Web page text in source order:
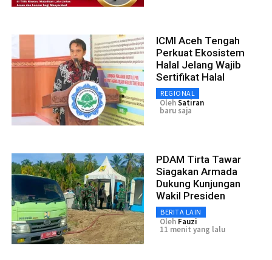
ICMI Aceh Tengah
Perkuat Ekosistem
Halal Jelang Wajib
Sertifikat Halal
REGIONAL
OlehSatiran
baru saja
PDAM Tirta Tawar
Siagakan Armada
Dukung Kunjungan
Wakil Presiden
BERITA LAIN
Oleh Fauzi
11 menit yang lalu